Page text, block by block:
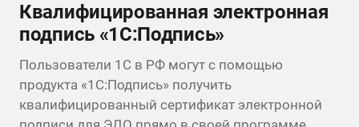
Квалифицированная электронная
подпись «1С:Подпись»
Пользователи 1С в РФ могут с помощью
продукта «1С:Подпись» получить
квалифицированный сертификат электронной